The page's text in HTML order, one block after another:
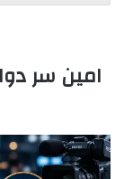
امين سر